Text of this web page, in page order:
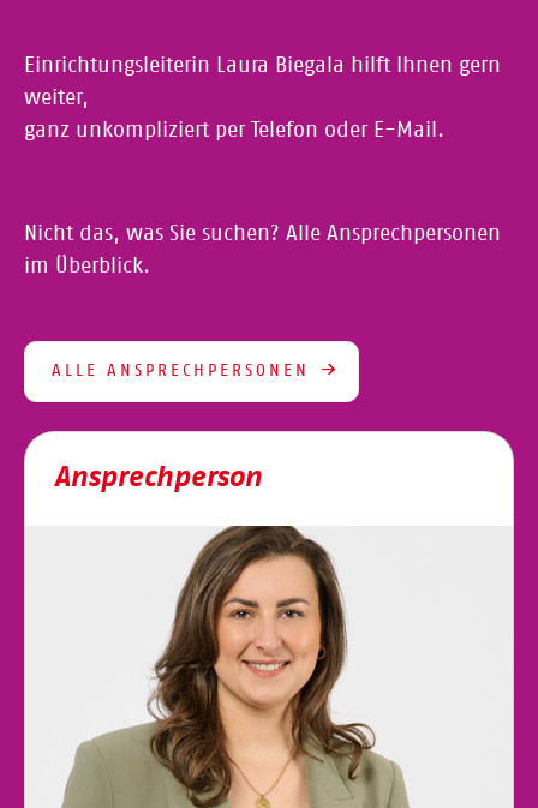
Einrichtungsleiterin Laura Biegala hilft Ihnen gern
weiter,
ganz unkompliziert per Telefon oder E-Mail.
Nicht das, was Sie suchen? Alle Ansprechpersonen
im Überblick.
ALLE ANSPRECHPERSONEN
Ansprechperson